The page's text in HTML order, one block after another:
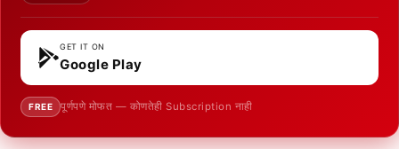
GET IT ON
Google Play
FREE पूर्णपणे मोफत — कोणतेही Subscription नाही